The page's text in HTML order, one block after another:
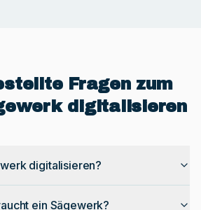
Fragen zum
digitalisieren
digitalisieren?
ein Sägewerk?